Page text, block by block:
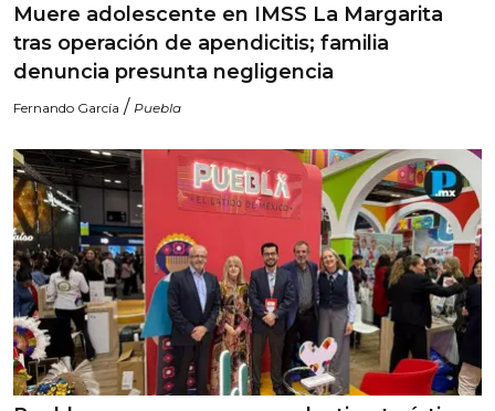
Muere adolescente en IMSS La Margarita
tras operación de apendicitis; familia
denuncia presunta negligencia
Fernando García / Puebla